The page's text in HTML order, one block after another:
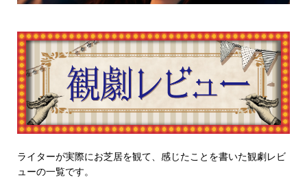
ライターが実際にお芝居を観て、感じたことを書いた観劇レビ
ューの一覧です。